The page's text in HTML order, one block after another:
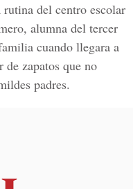
del centro escolar
alumna del tercer
cuando llegara a
de zapatos que no
padres.